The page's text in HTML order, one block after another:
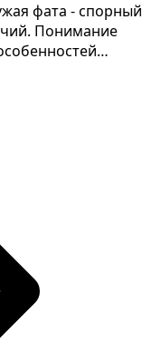
фата - спорный
Понимание